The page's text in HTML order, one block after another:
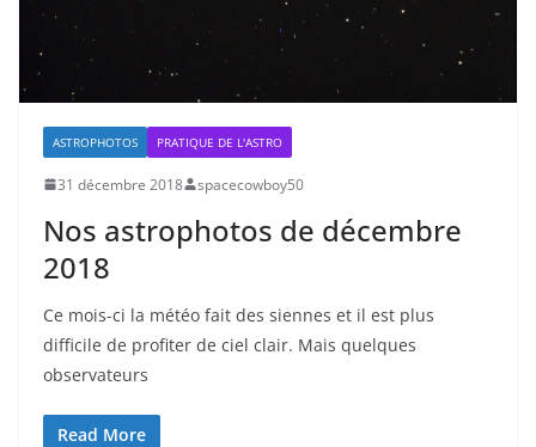
ASTROPHOTOS PRATIQUE DE L'ASTRO
31 décembre 2018 spacecowboy50
Nos astrophotos de décembre
2018
Ce mois-ci la météo fait des siennes et il est plus
difficile de profiter de ciel clair. Mais quelques
observateurs
Read More